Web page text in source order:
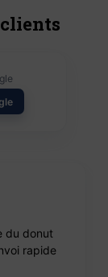
du donut
rapide